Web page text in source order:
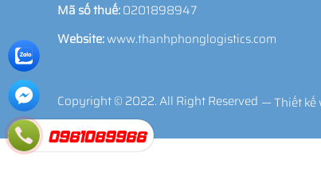
Mã số thuế:0201898947
Website:www.thanhphonglogistics.com
Copyright © 2022. All Right Reserved —Thiết kế
0961089966